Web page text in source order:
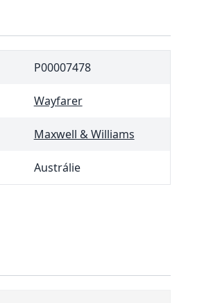
P00007478
Wayfarer
Maxwell & Williams
Austrálie